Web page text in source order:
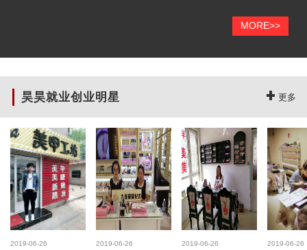
MORE>>
昊昊就业创业明星 更多
2019-06-26 2019-06-26 2019-06-26 2019-06-26